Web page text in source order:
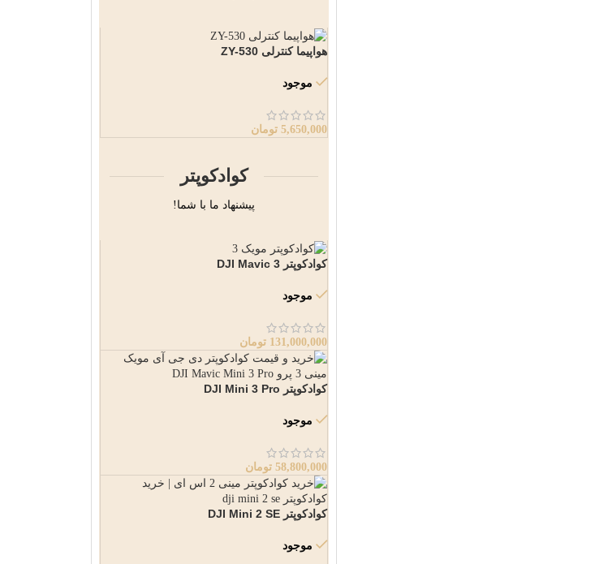
هواپیما کنترلی ZY-530
موجود
5,650,000 تومان
کوادکوپتر
پیشنهاد ما با شما!
کوادکوپتر DJI Mavic 3
موجود
131,000,000 تومان
کوادکوپتر DJI Mini 3 Pro
موجود
58,800,000 تومان
کوادکوپتر DJI Mini 2 SE
موجود